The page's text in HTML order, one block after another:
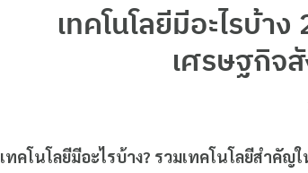
เทคโนโลยีมีอะไรบ้
เศรษฐกิจ
เทคโนโลยีมีอะไรบ้าง? รวมเทคโนโลยีสำคั